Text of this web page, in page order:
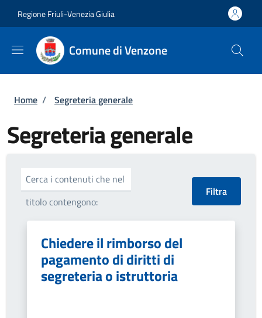
Regione Friuli-Venezia Giulia
Comune di Venzone
Briciole di pane
Home / Segreteria generale
Segreteria generale
Cerca i contenuti che nel
titolo contengono:
Chiedere il rimborso del
pagamento di diritti di
segreteria o istruttoria